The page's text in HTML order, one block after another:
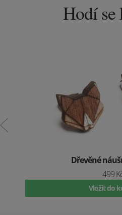
Hodí se
Dřevěné
499
Vložit do